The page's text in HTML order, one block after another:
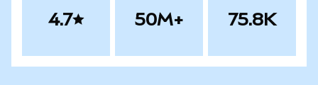
4.7 50M+ 75.8K